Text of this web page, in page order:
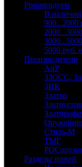
Рекомендуем
В
900...2000
5000 руб.
Производители
АиР
ЗЗОСС,
ЗИК
Златко
Стиль-М
ТМГ
Разделы ножей